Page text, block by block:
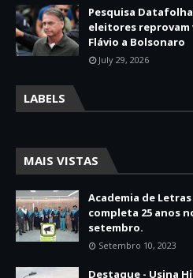
Pesquisa
eleitores reprovam
Flávio a Bolsonaro
July 29, 2026
LABELS
MAIS VISTAS
Academia de Letras
completa 25 anos
setembro.
Setembro 10, 2023
Destaque - Usina